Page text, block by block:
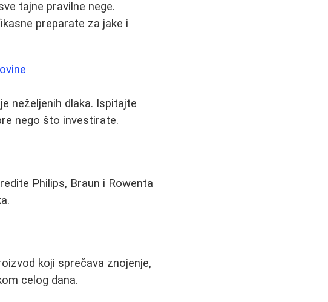
tajne pravilne nege.
preparate za jake i
neželjenih dlaka. Ispitajte
nego što investirate.
Philips, Braun i Rowenta
koji sprečava znojenje,
celog dana.